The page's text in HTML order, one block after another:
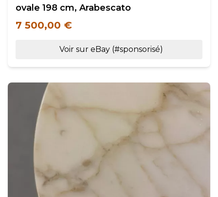
ovale 198 cm, Arabescato
7 500,00 €
Voir sur eBay (#sponsorisé)